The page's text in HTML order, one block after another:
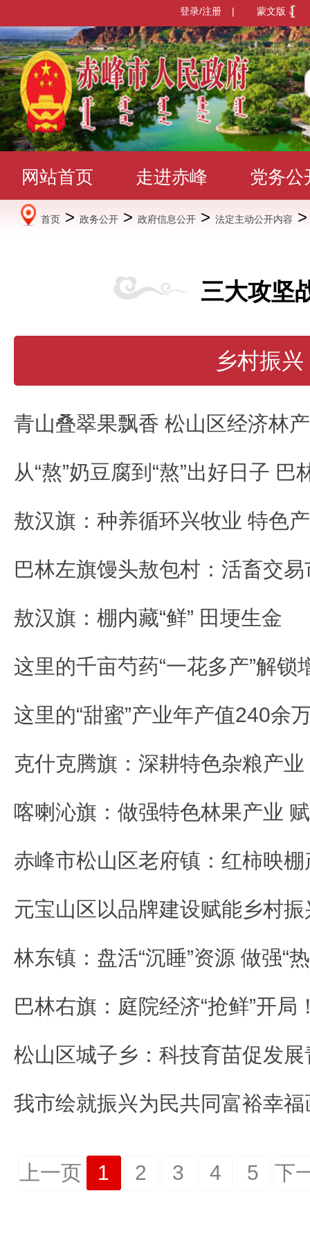
蒙文版
|
登录/注册
网站首页 走进赤峰 党务公
办事服务 政民互动 数据发
首页 > 政务公开 > 政府信息公开 > 法定主动公开内容
三大攻坚
乡村振兴
敖汉旗：种养循环兴牧业 特色
敖汉旗：棚内藏“鲜” 田埂生金
这里的“甜蜜”产业年产值240余
林东镇：盘活“沉睡”资源 做强“
我市绘就振兴为民共同富裕幸福
上一页 1 2 3 4 5 下